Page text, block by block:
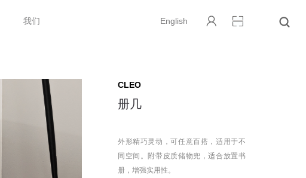
English
我们
CLEO
册几
外形精巧灵动，可任意百搭，适用于不
同空间。附带皮质储物兜，适合放置书
册，增强实用性。